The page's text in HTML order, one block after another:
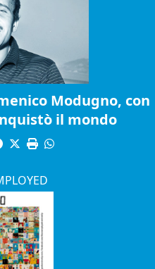
Modugno, con
il mondo